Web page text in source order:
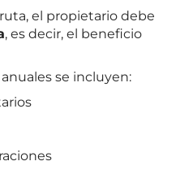
el propietario debe
, es decir, el beneficio
se incluyen: